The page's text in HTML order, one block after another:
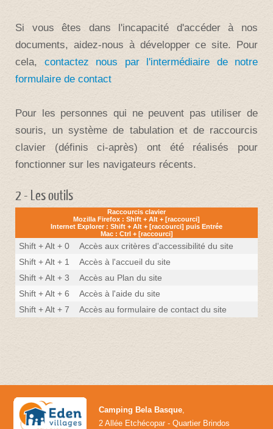
Si vous êtes dans l'incapacité d'accéder à nos
documents, aidez-nous à développer ce site. Pour
cela, contactez nous par l'intermédiaire de notre
formulaire de contact
Pour les personnes qui ne peuvent pas utiliser de
souris, un système de tabulation et de raccourcis
clavier (définis ci-après) ont été réalisés pour
fonctionner sur les navigateurs récents.
2 - Les outils
Raccourcis clavier
Mozilla Firefox : Shift + Alt + [raccourci]
Internet Explorer : Shift + Alt + [raccourci] puis Entrée
Mac : Ctrl + [raccourci]
Shift + Alt + 0
Accès aux critères d'accessibilité du site
Shift + Alt + 1
Accès à l'accueil du site
Shift + Alt + 3
Accès au Plan du site
Shift + Alt + 6
Accès à l'aide du site
Shift + Alt + 7
Accès au formulaire de contact du site
Camping Bela Basque
2 Allée Etchécopar - Quartier Brindos